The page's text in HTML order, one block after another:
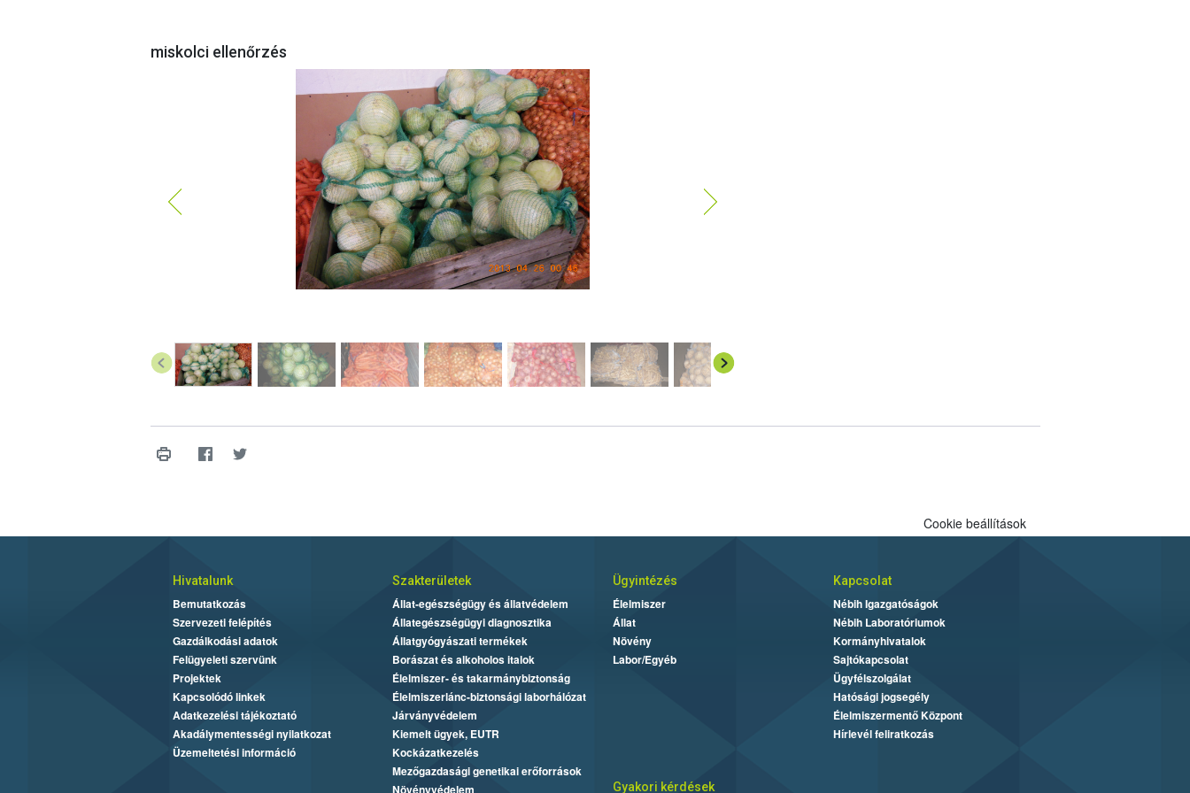
miskolci ellenőrzés
Cookie beállítások
Hivatalunk
Bemutatkozás
Szervezeti felépítés
Gazdálkodási adatok
Felügyeleti szervünk
Projektek
Kapcsolódó linkek
Adatkezelési tájékoztató
Akadálymentességi nyilatkozat
Üzemeltetési információ
Szakterületek
Állat-egészségügy és állatvédelem
Állategészségügyi diagnosztika
Állatgyógyászati termékek
Borászat és alkoholos italok
Élelmiszer- és takarmánybiztonság
Élelmiszerlánc-biztonsági laborhálózat
Járványvédelem
Kiemelt ügyek, EUTR
Kockázatkezelés
Mezőgazdasági genetikai erőforrások
Növényvédelem
Ügyintézés
Élelmiszer
Állat
Növény
Labor/Egyéb
Kapcsolat
Nébih Igazgatóságok
Nébih Laboratóriumok
Kormányhivatalok
Sajtókapcsolat
Ügyfélszolgálat
Hatósági jogsegély
Élelmiszermentő Központ
Hírlevél feliratkozás
Gyakori kérdések